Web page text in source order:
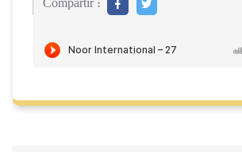
Compartir :